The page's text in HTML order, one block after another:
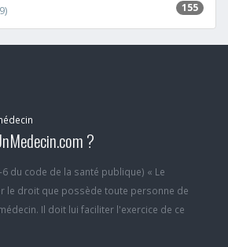
155
?
6 du code de la santé publique) « Le
le droit que possède toute personne de
Il doit lui faciliter l'exercice de ce